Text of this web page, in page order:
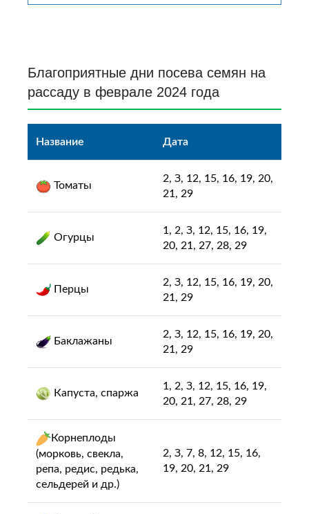
Благоприятные дни посева семян на
рассаду в феврале 2024 года
Название Дата
Томаты
2, З, 12, 15, 16, 19, 20,
21, 29
Огурцы
1, 2, З, 12, 15, 16, 19,
20, 21, 27, 28, 29
Перцы
2, З, 12, 15, 16, 19, 20,
21, 29
Баклажаны
2, З, 12, 15, 16, 19, 20,
21, 29
Капуста, спаржа
1, 2, З, 12, 15, 16, 19,
20, 21, 27, 28, 29
Корнеплоды
(морковь, свекла,
репа, редис, редька,
сельдерей и др.)
2, З, 7, 8, 12, 15, 16,
19, 20, 21, 29